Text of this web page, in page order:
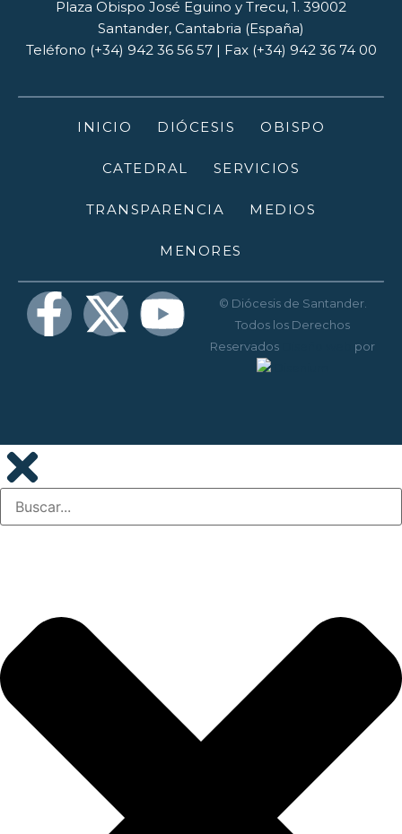
Plaza Obispo José Eguino y Trecu, 1. 39002
Santander, Cantabria (España)
Teléfono (+34) 942 36 56 57 | Fax (+34) 942 36 74 00
INICIO DIÓCESIS OBISPO
CATEDRAL SERVICIOS
TRANSPARENCIA MEDIOS
MENORES
© Diócesis de Santander.
Todos los Derechos
Reservados
por